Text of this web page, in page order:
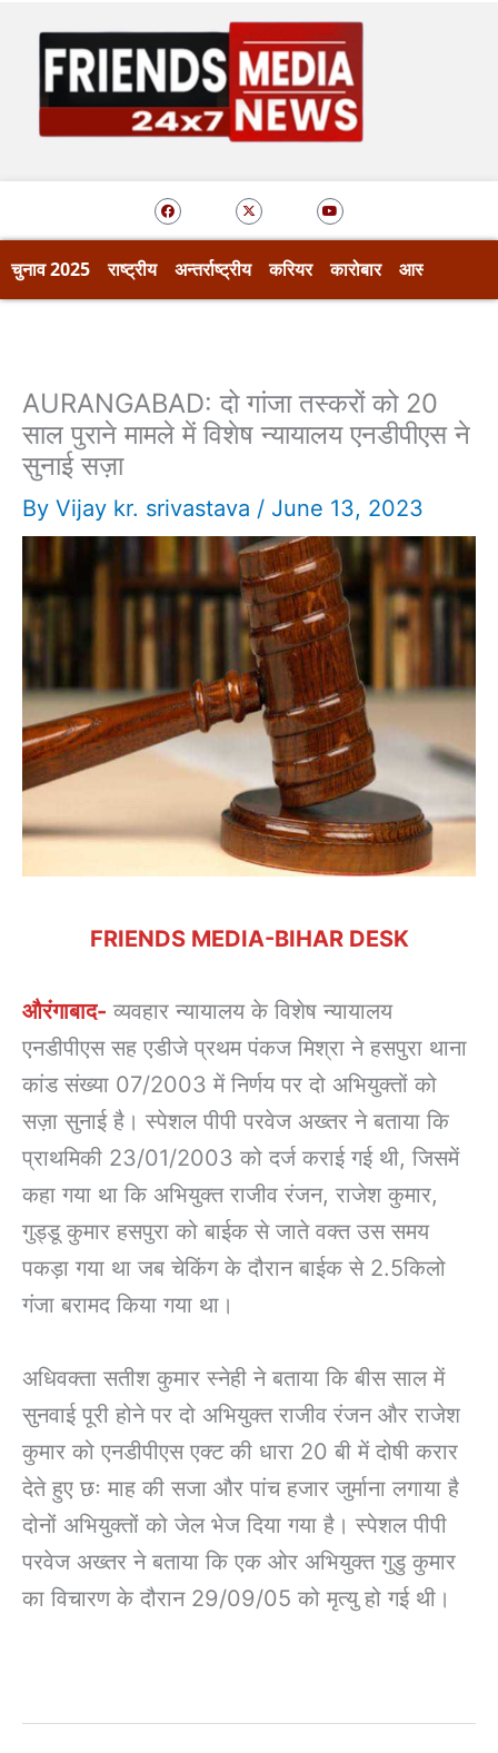
content
F
a
c
e
X
-
t
w
t
t
r
Y
o
u
t
b
e
चुनाव 2025 राष्ट्रीय अन्तर्राष्ट्रीय करियर कारोबार आस्था
AURANGABAD: दो गांजा तस्करों को 20
साल पुराने मामले में विशेष न्यायालय एनडीपीएस ने
सुनाई सज़ा
By Vijay kr. srivastava / June 13, 2023
FRIENDS MEDIA-BIHAR DESK
औरंगाबाद- व्यवहार न्यायालय के विशेष न्यायालय
एनडीपीएस सह एडीजे प्रथम पंकज मिश्रा ने हसपुरा थाना
कांड संख्या 07/2003 में निर्णय पर दो अभियुक्तों को
सज़ा सुनाई है। स्पेशल पीपी परवेज अख्तर ने बताया कि
प्राथमिकी 23/01/2003 को दर्ज कराई गई थी, जिसमें
कहा गया था कि अभियुक्त राजीव रंजन, राजेश कुमार,
गुड्डू कुमार हसपुरा को बाईक से जाते वक्त उस समय
पकड़ा गया था जब चेकिंग के दौरान बाईक से 2.5किलो
गंजा बरामद किया गया था।
अधिवक्ता सतीश कुमार स्नेही ने बताया कि बीस साल में
सुनवाई पूरी होने पर दो अभियुक्त राजीव रंजन और राजेश
कुमार को एनडीपीएस एक्ट की धारा 20 बी में दोषी करार
देते हुए छः माह की सजा और पांच हजार जुर्माना लगाया है
दोनों अभियुक्तों को जेल भेज दिया गया है। स्पेशल पीपी
परवेज अख्तर ने बताया कि एक ओर अभियुक्त गुडु कुमार
का विचारण के दौरान 29/09/05 को मृत्यु हो गई थी।